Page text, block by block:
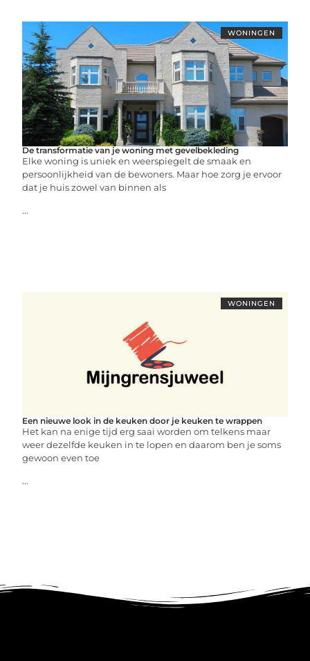
WONINGEN
De transformatie van je woning met gevelbekleding
Elke woning is uniek en weerspiegelt de smaak en
persoonlijkheid van de bewoners. Maar hoe zorg je ervoor
dat je huis zowel van binnen als
...
WONINGEN
Een nieuwe look in de keuken door je keuken te wrappen
Het kan na enige tijd erg saai worden om telkens maar
weer dezelfde keuken in te lopen en daarom ben je soms
gewoon even toe
...